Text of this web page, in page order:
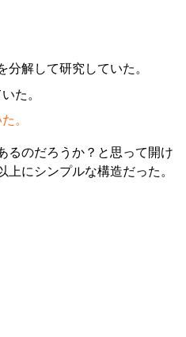
解して研究していた。
。
るのだろうか？と思って開け
にシンプルな構造だった。